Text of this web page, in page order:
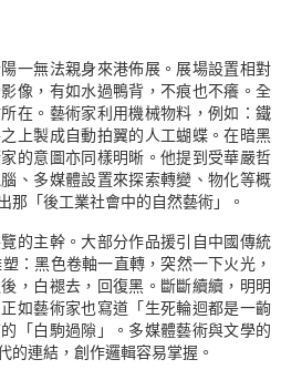
一無法親身來港佈展。展場設置相對
像，有如水過鴨背，不痕也不癢。全
在。藝術家利用機械物料，例如：鐵
上製成自動拍翼的人工蝴蝶。在暗黑
的意圖亦同樣明晰。他提到受華嚴哲
、多媒體設置來探索轉變、物化等概
那「後工業社會中的自然藝術」。
的主幹。大部分作品援引自中國傳統
：黑色卷軸一直轉，突然一下火光，
，白褪去，回復黑。斷斷續續，明明
如藝術家也寫道「生死輪迴都是一齣
「白駒過隙」。多媒體藝術與文學的
的連結，創作邏輯容易掌握。